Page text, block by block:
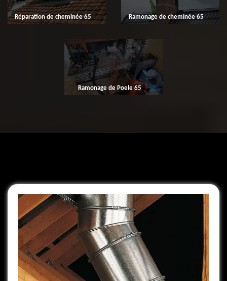
Réparation de cheminée 65 Ramonage de cheminée 65
Ramonage de Poele 65